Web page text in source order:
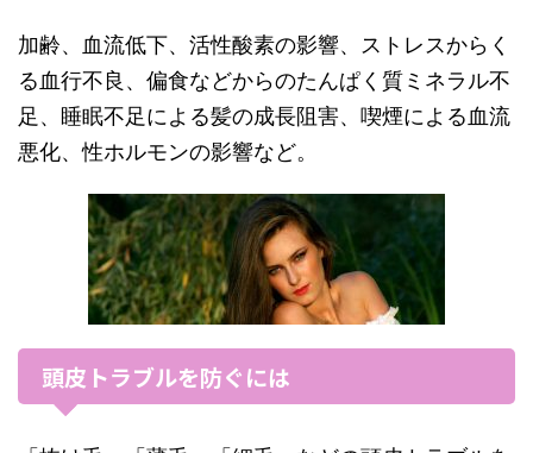
加齢、血流低下、活性酸素の影響、ストレスからく
る血行不良、偏食などからのたんぱく質ミネラル不
足、睡眠不足による髪の成長阻害、喫煙による血流
悪化、性ホルモンの影響など。
頭皮トラブルを防ぐには